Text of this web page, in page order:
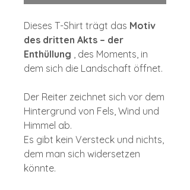
Dieses T-Shirt trägt das Motiv
des dritten Akts – der
Enthüllung , des Moments, in
dem sich die Landschaft öffnet.
Der Reiter zeichnet sich vor dem
Hintergrund von Fels, Wind und
Himmel ab.
Es gibt kein Versteck und nichts,
dem man sich widersetzen
könnte.